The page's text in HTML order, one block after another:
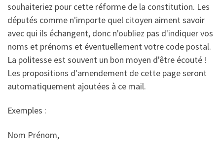
souhaiteriez pour cette réforme de la constitution. Les
députés comme n'importe quel citoyen aiment savoir
avec qui ils échangent, donc n'oubliez pas d'indiquer vos
noms et prénoms et éventuellement votre code postal.
La politesse est souvent un bon moyen d'être écouté !
Les propositions d'amendement de cette page seront
automatiquement ajoutées à ce mail.
Exemples :
Nom Prénom,